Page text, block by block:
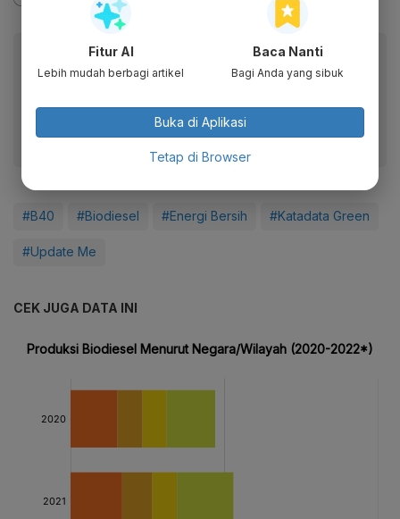
Baca artikel ini lewat aplikasi mobile.
Dapatkan pengalaman membaca lebih nyaman dan nikmati
#B40 #Biodiesel #Energi Bersih #Katadata Green
#Update Me
CEK JUGA DATA INI
Fitur AI
Lebih mudah berbagi artikel
Baca Nanti
Bagi Anda yang sibuk
Buka di Aplikasi
Tetap di Browser